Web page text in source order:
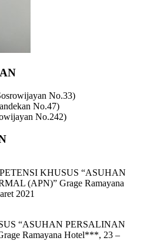
No.33)
No.47)
No.242)
KHUSUS “ASUHAN
(APN)” Grage Ramayana
2021
“ASUHAN PERSALINAN
Ramayana Hotel***, 23 –